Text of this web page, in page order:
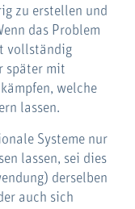
zu erstellen und
das Problem
vollständig
später mit
welche
lassen.
Systeme nur
lassen, sei dies
derselben
auch sich